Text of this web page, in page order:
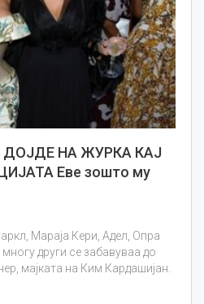
ДОЈДЕ НА ЖУРКА КАЈ
Еве зошто му
Мараја Кери, Адел, Опра
други се забавуваа до
мајката на Ким Кардашијан.